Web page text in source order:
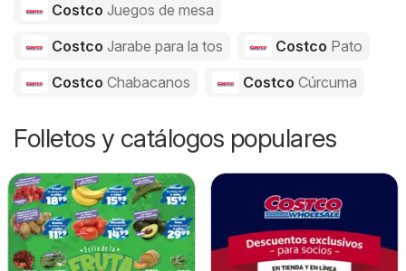
Costco Juegos de mesa
Costco Jarabe para la tos Costco Pato
Costco Chabacanos Costco Cúrcuma
Folletos y catálogos populares